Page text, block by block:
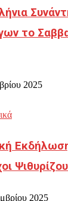
το
2025
2025